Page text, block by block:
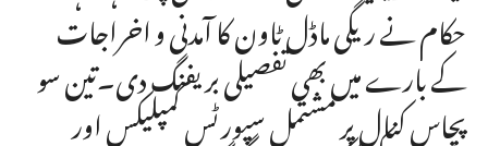
حکام نے ریگی ماڈل ٹاون کا آمدنی و اخراجات
کے بارے میں بھی تفصیلی بریفنگ دی۔تین سو
پچاس کنال پر مشتمل سپورٹس کمپلیکس اور